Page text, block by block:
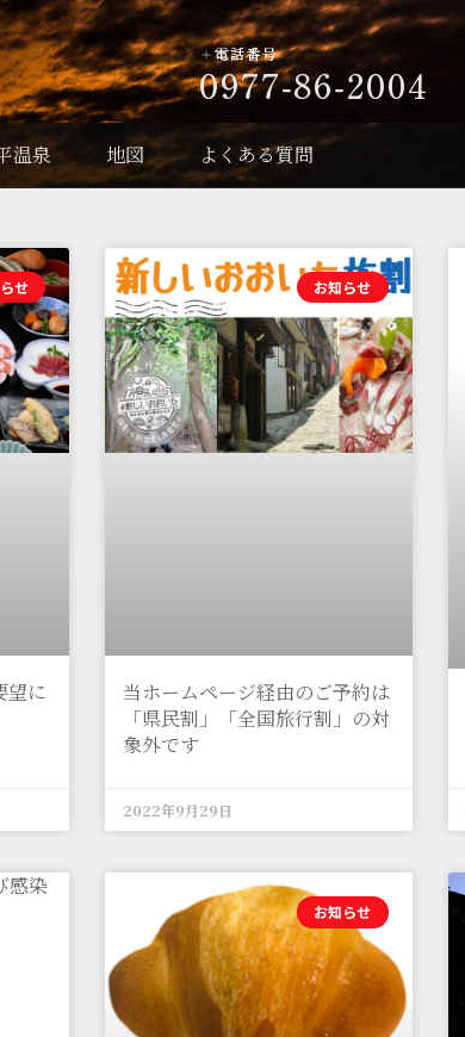
温泉 地図 よくある質問
せ
望に
お知らせ
当ホームページ経由のご予約は
「県民割」「全国旅行割」の対
象外です
2022年9月29日
感染
お知らせ